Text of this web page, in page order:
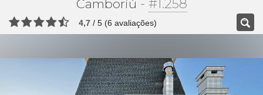
Camboriú - #1.258
4,7 / 5 (6 avaliações)